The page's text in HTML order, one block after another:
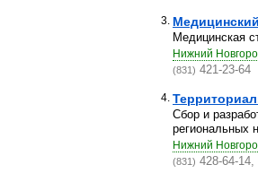
3.
Медицинская
Нижний
(831) 421-23-64
4.
Сбор и
региональных
Нижний
(831) 428-64-14,